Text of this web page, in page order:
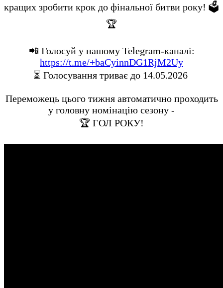
кращих зробити крок до фінальної битви року! 🗳
🏆
📲 Голосуй у нашому Telegram-каналі:
https://t.me/+baCyinnDG1RjM2Uy
⏳ Голосування триває до 14.05.2026
Переможець цього тижня автоматично проходить
у головну номінацію сезону -
🏆 ГОЛ РОКУ!